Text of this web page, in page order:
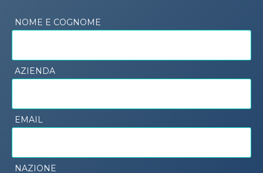
NOME E COGNOME
AZIENDA
EMAIL
NAZIONE